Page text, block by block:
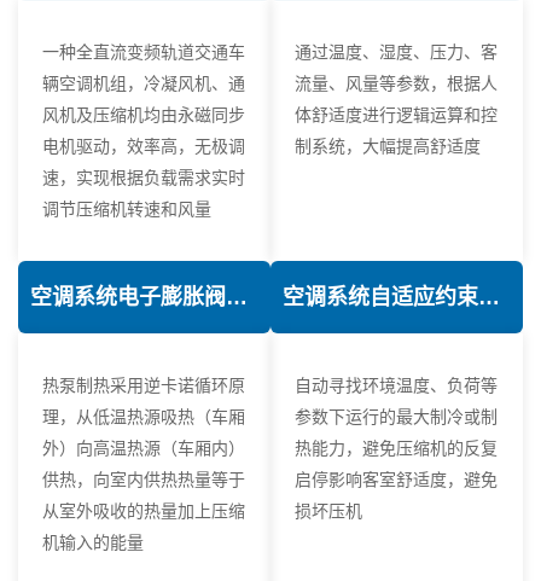
一种全直流变频轨道交通车
辆空调机组，冷凝风机、通
风机及压缩机均由永磁同步
电机驱动，效率高，无极调
速，实现根据负载需求实时
调节压缩机转速和风量
通过温度、湿度、压力、客
流量、风量等参数，根据人
体舒适度进行逻辑运算和控
制系统，大幅提高舒适度
空调系统电子膨胀阀热力学优化技术
热泵制热采用逆卡诺循环原
理，从低温热源吸热（车厢
外）向高温热源（车厢内）
供热，向室内供热热量等于
从室外吸收的热量加上压缩
机输入的能量
空调系统自适应约束控制技术
自动寻找环境温度、负荷等
参数下运行的最大制冷或制
热能力，避免压缩机的反复
启停影响客室舒适度，避免
损坏压机